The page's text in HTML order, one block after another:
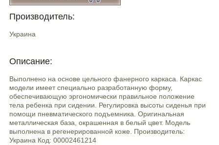
Производитель:
Украина
Описание:
Выполнено на основе цельного фанерного каркаса. Каркас
модели имеет специально разработанную форму,
обеспечивающую эргономически правильное положение
тела ребенка при сидении. Регулировка высоты сиденья при
помощи пневматического подъемника. Оригинальная
металлическая база, окрашенная в белый цвет. Модель
выполнена в регенерированной коже. Производитель:
Украина Код: 00002461214